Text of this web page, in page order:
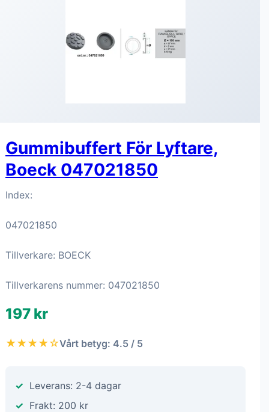
Gummibuffert För Lyftare,
Boeck 047021850
Index:
047021850
Tillverkare: BOECK
Tillverkarens nummer: 047021850
197 kr
★★★★☆Vårt betyg: 4.5 / 5
Leverans: 2-4 dagar
Frakt: 200 kr